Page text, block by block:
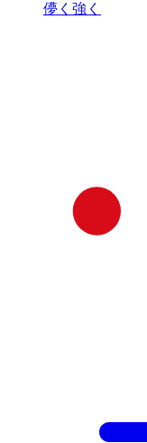
儚く強く